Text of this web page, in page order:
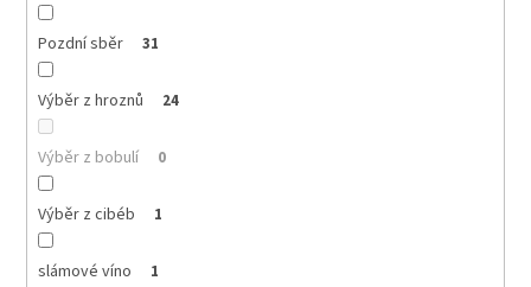
Pozdní sběr 31
Výběr z hroznů 24
Výběr z bobulí 0
Výběr z cibéb 1
slámové víno 1